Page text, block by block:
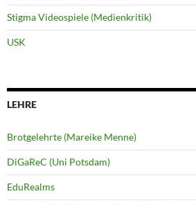
Stigma Videospiele (Medienkritik)
USK
LEHRE
Brotgelehrte (Mareike Menne)
DiGaReC (Uni Potsdam)
EduRealms